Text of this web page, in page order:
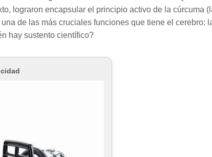
lograron encapsular el principio activo de la cúrcuma
de las más cruciales funciones que tiene el cerebro:
hay sustento científico?